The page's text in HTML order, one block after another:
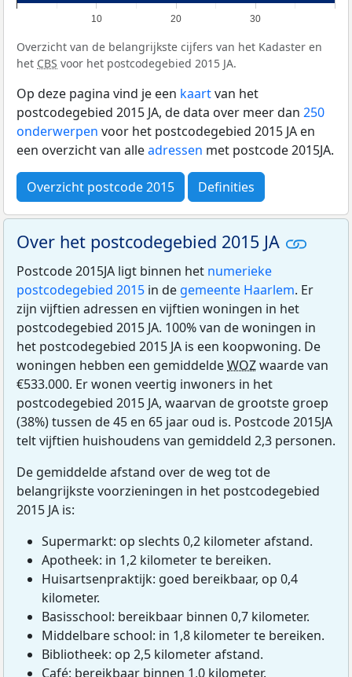
10 20 30
Overzicht van de belangrijkste cijfers van het Kadaster en
het CBS voor het postcodegebied 2015 JA.
Op deze pagina vind je een kaartvan het
postcodegebied 2015 JA, de data over meer dan 250
onderwerpen voor het postcodegebied 2015 JA en
een overzicht van alleadressen met postcode 2015JA.
Overzicht postcode 2015 Definities
Over het postcodegebied 2015 JA
Postcode 2015JA ligt binnen het numerieke
postcodegebied 2015 in de gemeente Haarlem. Er
zijn vijftien adressen en vijftien woningen in het
postcodegebied 2015 JA. 100% van de woningen in
het postcodegebied 2015 JA is een koopwoning. De
woningen hebben een gemiddeldeWOZwaarde van
€533.000. Er wonen veertig inwoners in het
postcodegebied 2015 JA, waarvan de grootste groep
(38%) tussen de 45 en 65 jaar oud is. Postcode 2015JA
telt vijftien huishoudens van gemiddeld 2,3 personen.
De gemiddelde afstand over de weg tot de
belangrijkste voorzieningen in het postcodegebied
2015 JA is:
Supermarkt: op slechts 0,2 kilometer afstand.
Apotheek: in 1,2 kilometer te bereiken.
Huisartsenpraktijk: goed bereikbaar, op 0,4
kilometer.
Basisschool: bereikbaar binnen 0,7 kilometer.
Middelbare school: in 1,8 kilometer te bereiken.
Bibliotheek: op 2,5 kilometer afstand.
Café: bereikbaar binnen 1,0 kilometer.